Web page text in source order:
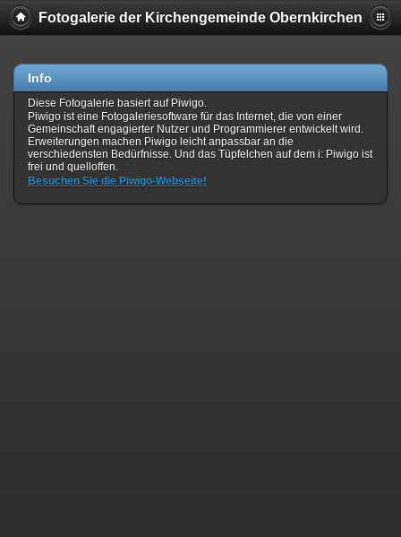
Fotogalerie der Kirchengemeinde Obernkirchen
Info
Diese Fotogalerie basiert auf Piwigo.
Piwigo ist eine Fotogaleriesoftware für das Internet, die von einer
Gemeinschaft engagierter Nutzer und Programmierer entwickelt wird.
Erweiterungen machen Piwigo leicht anpassbar an die
verschiedensten Bedürfnisse. Und das Tüpfelchen auf dem i: Piwigo ist
frei und quelloffen.
Besuchen Sie die Piwigo-Webseite!